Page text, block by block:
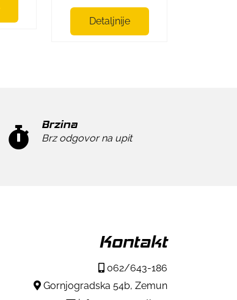
Detaljnije
Brzina
Brz odgovor na upit
Kontakt
062/643-186
Gornjogradska 54b, Zemun